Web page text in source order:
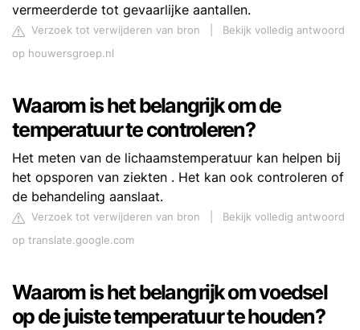
vermeerderde tot gevaarlijke aantallen.
Verzoek tot verwijderen van bron
Bekijk volledig antwoord
op houwersgroep.nl
Waarom is het belangrijk om de
temperatuur te controleren?
Het meten van de lichaamstemperatuur kan helpen bij
het opsporen van ziekten . Het kan ook controleren of
de behandeling aanslaat.
Verzoek tot verwijderen van bron
Bekijk volledig antwoord
op translate.google.com
Waarom is het belangrijk om voedsel
op de juiste temperatuur te houden?